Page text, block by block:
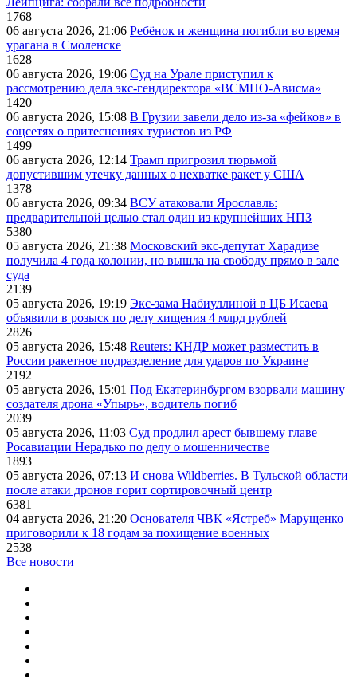
1768
06 августа 2026, 21:06 Ребёнок и женщина погибли во время
урагана в Смоленске
1628
06 августа 2026, 19:06 Суд на Урале приступил к
рассмотрению дела экс-гендиректора «ВСМПО-Ависма»
1420
06 августа 2026, 15:08 В Грузии завели дело из-за «фейков» в
соцсетях о притеснениях туристов из РФ
1499
06 августа 2026, 12:14 Трамп пригрозил тюрьмой
допустившим утечку данных о нехватке ракет у США
1378
06 августа 2026, 09:34 ВСУ атаковали Ярославль:
предварительной целью стал один из крупнейших НПЗ
5380
05 августа 2026, 21:38 Московский экс-депутат Харадизе
получила 4 года колонии, но вышла на свободу прямо в зале
суда
2139
05 августа 2026, 19:19 Экс-зама Набиуллиной в ЦБ Исаева
объявили в розыск по делу хищения 4 млрд рублей
2826
05 августа 2026, 15:48 Reuters: КНДР может разместить в
России ракетное подразделение для ударов по Украине
2192
05 августа 2026, 15:01 Под Екатеринбургом взорвали машину
создателя дрона «Упырь», водитель погиб
2039
05 августа 2026, 11:03 Суд продлил арест бывшему главе
Росавиации Нерадько по делу о мошенничестве
1893
05 августа 2026, 07:13 И снова Wildberries. В Тульской области
после атаки дронов горит сортировочный центр
6381
04 августа 2026, 21:20 Основателя ЧВК «Ястреб» Марущенко
приговорили к 18 годам за похищение военных
2538
Все новости